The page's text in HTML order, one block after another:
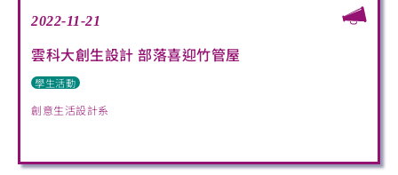
2022-11-21
雲科大創生設計 部落喜迎竹管屋
學生活動
創意生活設計系